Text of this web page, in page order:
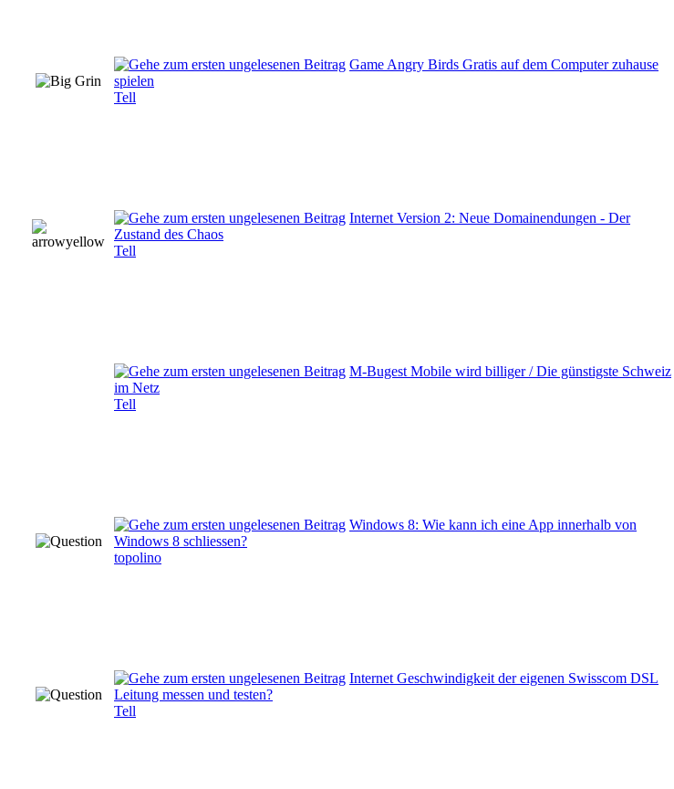
Game Angry Birds Gratis auf dem Computer zuhause
spielen
Tell
Internet Version 2: Neue Domainendungen - Der
Zustand des Chaos
Tell
M-Bugest Mobile wird billiger / Die günstigste Schweiz
im Netz
Tell
Windows 8: Wie kann ich eine App innerhalb von
Windows 8 schliessen?
topolino
Internet Geschwindigkeit der eigenen Swisscom DSL
Leitung messen und testen?
Tell